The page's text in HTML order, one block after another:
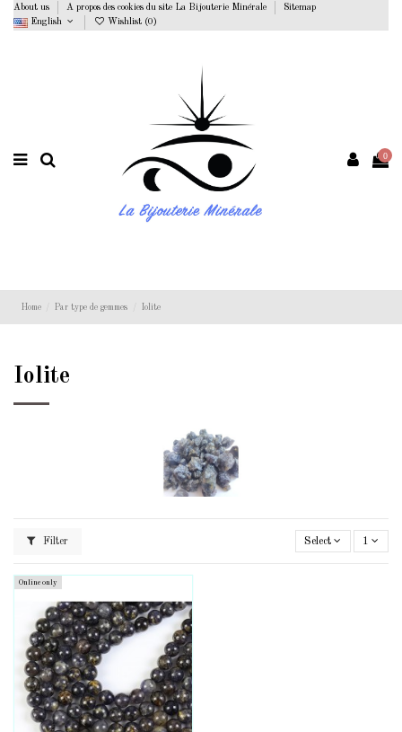
About us A propos des cookies du site La Bijouterie Minérale
Sitemap
English
Wishlist (0 )
0
Home Par type de gemmes Iolite
Iolite
Filter Select 1
Online only